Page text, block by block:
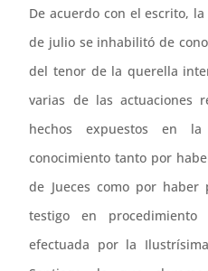
De acuerdo con el escrito,
de julio se inhabilitó de
del tenor de la querella
varias de las actuaciones
hechos expuestos en
conocimiento tanto por
de Jueces como por haber
testigo en procedimiento
efectuada por la